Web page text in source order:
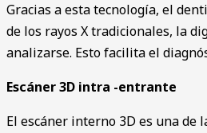
Gracias a esta tecnología, el
de los rayos X tradicionales, la
analizarse. Esto facilita el
Escáner 3D intra -entrante
El escáner interno 3D es una de